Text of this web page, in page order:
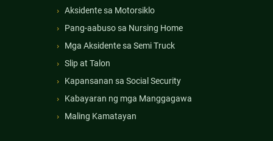
Aksidente sa Motorsiklo
Pang-aabuso sa Nursing Home
Mga Aksidente sa Semi Truck
Slip at Talon
Kapansanan sa Social Security
Kabayaran ng mga Manggagawa
Maling Kamatayan